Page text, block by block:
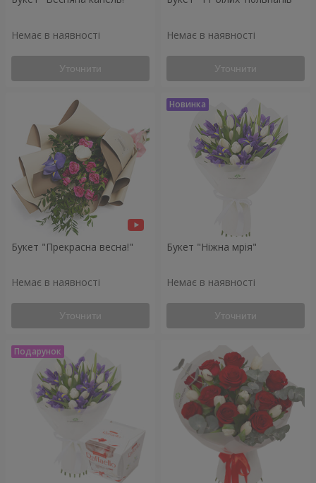
Немає в наявності
Уточнити
Немає в наявності
Уточнити
Букет "Прекрасна весна!"
Немає в наявності
Уточнити
Букет "Ніжна мрія"
Немає в наявності
Уточнити